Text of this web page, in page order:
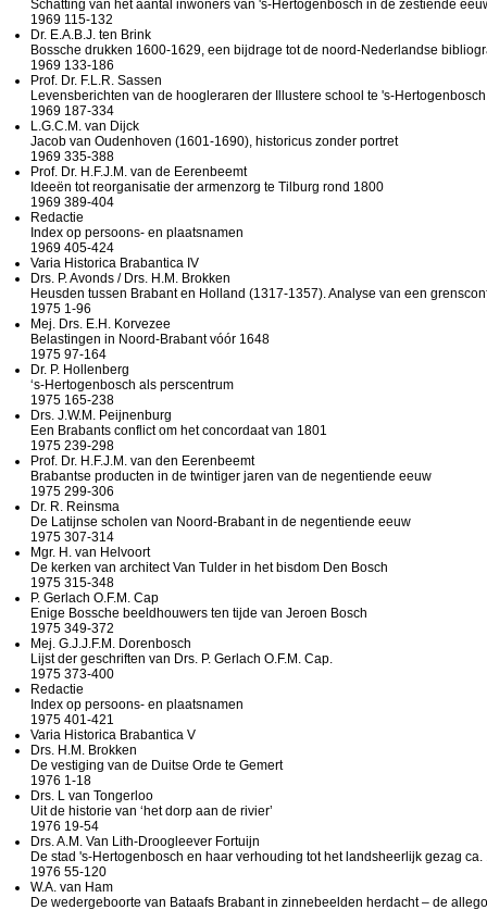
Schatting van het aantal inwoners van 's-Hertogenbosch in de zestiende
1969 115-132
Dr. E.A.B.J. ten Brink
Bossche drukken 1600-1629, een bijdrage tot de noord-Nederlandse
1969 133-186
Prof. Dr. F.L.R. Sassen
Levensberichten van de hoogleraren der Illustere school te 's-
1969 187-334
L.G.C.M. van Dijck
Jacob van Oudenhoven (1601-1690), historicus zonder portret
1969 335-388
Prof. Dr. H.F.J.M. van de Eerenbeemt
Ideeën tot reorganisatie der armenzorg te Tilburg rond 1800
1969 389-404
Redactie
Index op persoons- en plaatsnamen
1969 405-424
Varia Historica Brabantica IV
Drs. P. Avonds / Drs. H.M. Brokken
Heusden tussen Brabant en Holland (1317-1357). Analyse van een
1975 1-96
Mej. Drs. E.H. Korvezee
Belastingen in Noord-Brabant vóór 1648
1975 97-164
Dr. P. Hollenberg
‘s-Hertogenbosch als perscentrum
1975 165-238
Drs. J.W.M. Peijnenburg
Een Brabants conflict om het concordaat van 1801
1975 239-298
Prof. Dr. H.F.J.M. van den Eerenbeemt
Brabantse producten in de twintiger jaren van de negentiende eeuw
1975 299-306
Dr. R. Reinsma
De Latijnse scholen van Noord-Brabant in de negentiende eeuw
1975 307-314
Mgr. H. van Helvoort
De kerken van architect Van Tulder in het bisdom Den Bosch
1975 315-348
P. Gerlach O.F.M. Cap
Enige Bossche beeldhouwers ten tijde van Jeroen Bosch
1975 349-372
Mej. G.J.J.F.M. Dorenbosch
Lijst der geschriften van Drs. P. Gerlach O.F.M. Cap.
1975 373-400
Redactie
Index op persoons- en plaatsnamen
1975 401-421
Varia Historica Brabantica V
Drs. H.M. Brokken
De vestiging van de Duitse Orde te Gemert
1976 1-18
Drs. L van Tongerloo
Uit de historie van ‘het dorp aan de rivier’
1976 19-54
Drs. A.M. Van Lith-Droogleever Fortuijn
De stad 's-Hertogenbosch en haar verhouding tot het landsheerlijk gezag
1976 55-120
W.A. van Ham
De wedergeboorte van Bataafs Brabant in zinnebeelden herdacht – de